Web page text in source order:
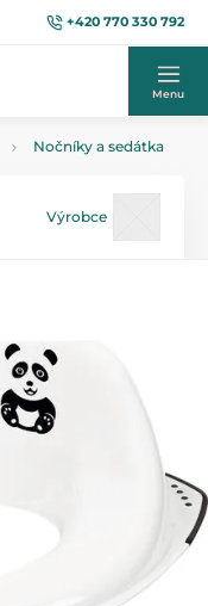
+420 770 330 792
Menu
Nočníky a sedátka
Výrobce